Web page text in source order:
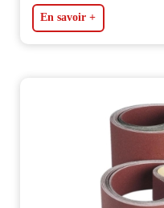
En savoir +